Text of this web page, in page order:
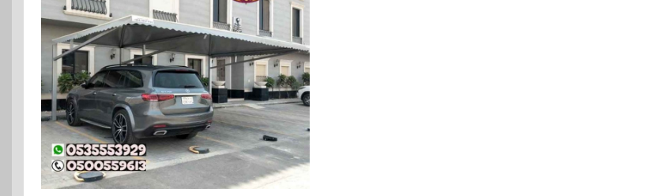
اشكال مظلات سيارات عصرية في
الرياض بجودة عالية